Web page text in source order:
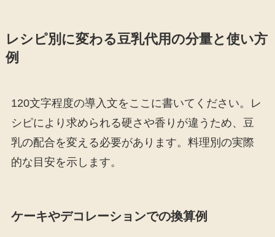
レシピ別に変わる豆乳代用の分量と使い方
例
120文字程度の導入文をここに書いてください。レ
シピにより求められる硬さや香りが違うため、豆
乳の配合を変える必要があります。料理別の実際
的な目安を示します。
ケーキやデコレーションでの換算例